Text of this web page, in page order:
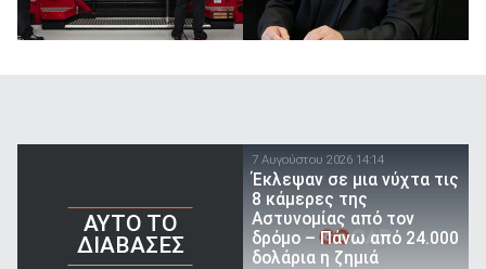
AYTO TO
ΔΙΑΒΑΣΕΣ
7 Αυγούστου 2026 14:14
Έκλεψαν σε μια νύχτα τις
8 κάμερες της
Αστυνομίας από τον
δρόμο – Πάνω από 24.000
δολάρια η ζημιά